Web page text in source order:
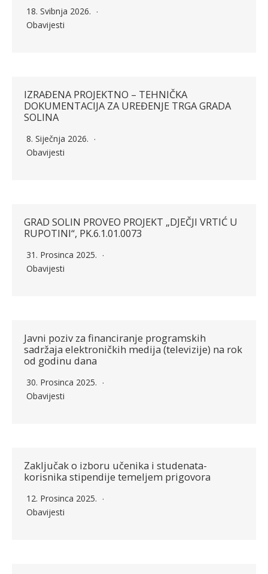
18. Svibnja 2026.
Obavijesti
IZRAĐENA PROJEKTNO – TEHNIČKA
DOKUMENTACIJA ZA UREĐENJE TRGA GRADA
SOLINA
8. Siječnja 2026.
Obavijesti
GRAD SOLIN PROVEO PROJEKT „DJEČJI VRTIĆ U
RUPOTINI“, PK.6.1.01.0073
31. Prosinca 2025.
Obavijesti
Javni poziv za financiranje programskih
sadržaja elektroničkih medija (televizije) na rok
od godinu dana
30. Prosinca 2025.
Obavijesti
Zaključak o izboru učenika i studenata-
korisnika stipendije temeljem prigovora
12. Prosinca 2025.
Obavijesti